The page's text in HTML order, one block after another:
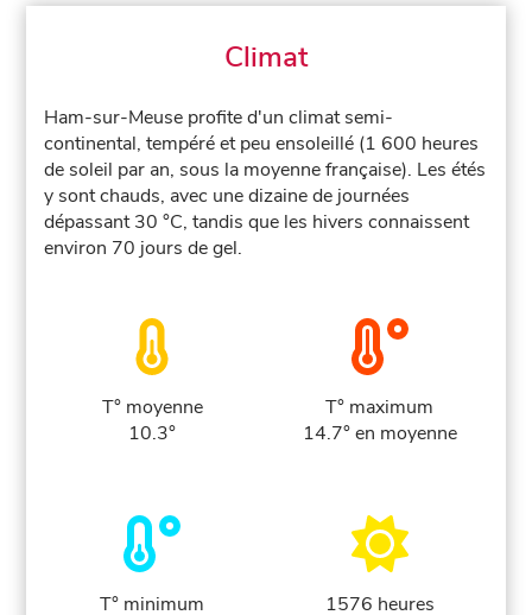
Climat
Ham-sur-Meuse profite d'un climat semi-
continental, tempéré et peu ensoleillé (1 600 heures
de soleil par an, sous la moyenne française). Les étés
y sont chauds, avec une dizaine de journées
dépassant 30 °C, tandis que les hivers connaissent
environ 70 jours de gel.
T° moyenne
10.3°
T° maximum
14.7° en moyenne
T° minimum
1576 heures